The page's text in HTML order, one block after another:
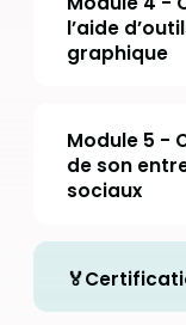
l’aide
graphique
Module 5 -
de son
sociaux